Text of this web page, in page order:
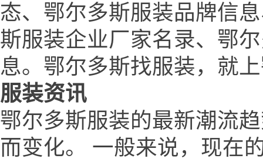
态、鄂尔多斯服装品牌信
斯服装企业厂家名录、鄂
息。鄂尔多斯找服装，就
服装资讯
鄂尔多斯服装的最新潮流
而变化。 一般来说，现在